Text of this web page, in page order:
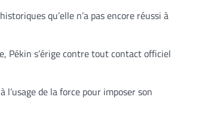
qu’elle n’a pas encore réussi à
s’érige contre tout contact officiel
de la force pour imposer son